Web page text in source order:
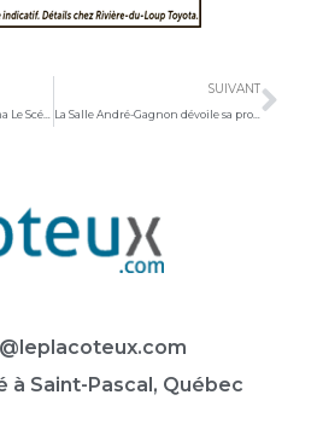
Trek dans les Alpes au Cinéma Le Scénario
SUIVANT
La Salle André-Gagnon dévoile sa programmation d’automne
à Saint-Pascal, Québec